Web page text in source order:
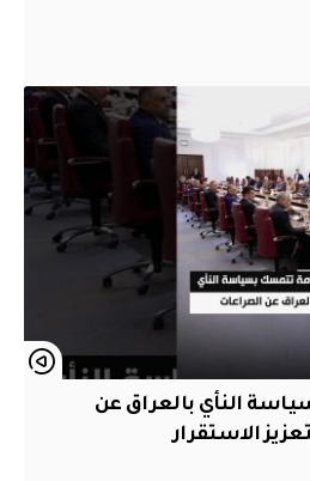
النأي بالعراق عن
الاستقرار